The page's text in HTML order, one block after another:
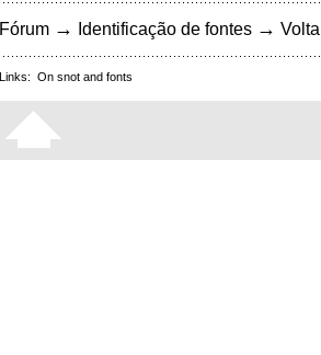
Fórum → Identificação de fontes →
Links: On snot and fonts